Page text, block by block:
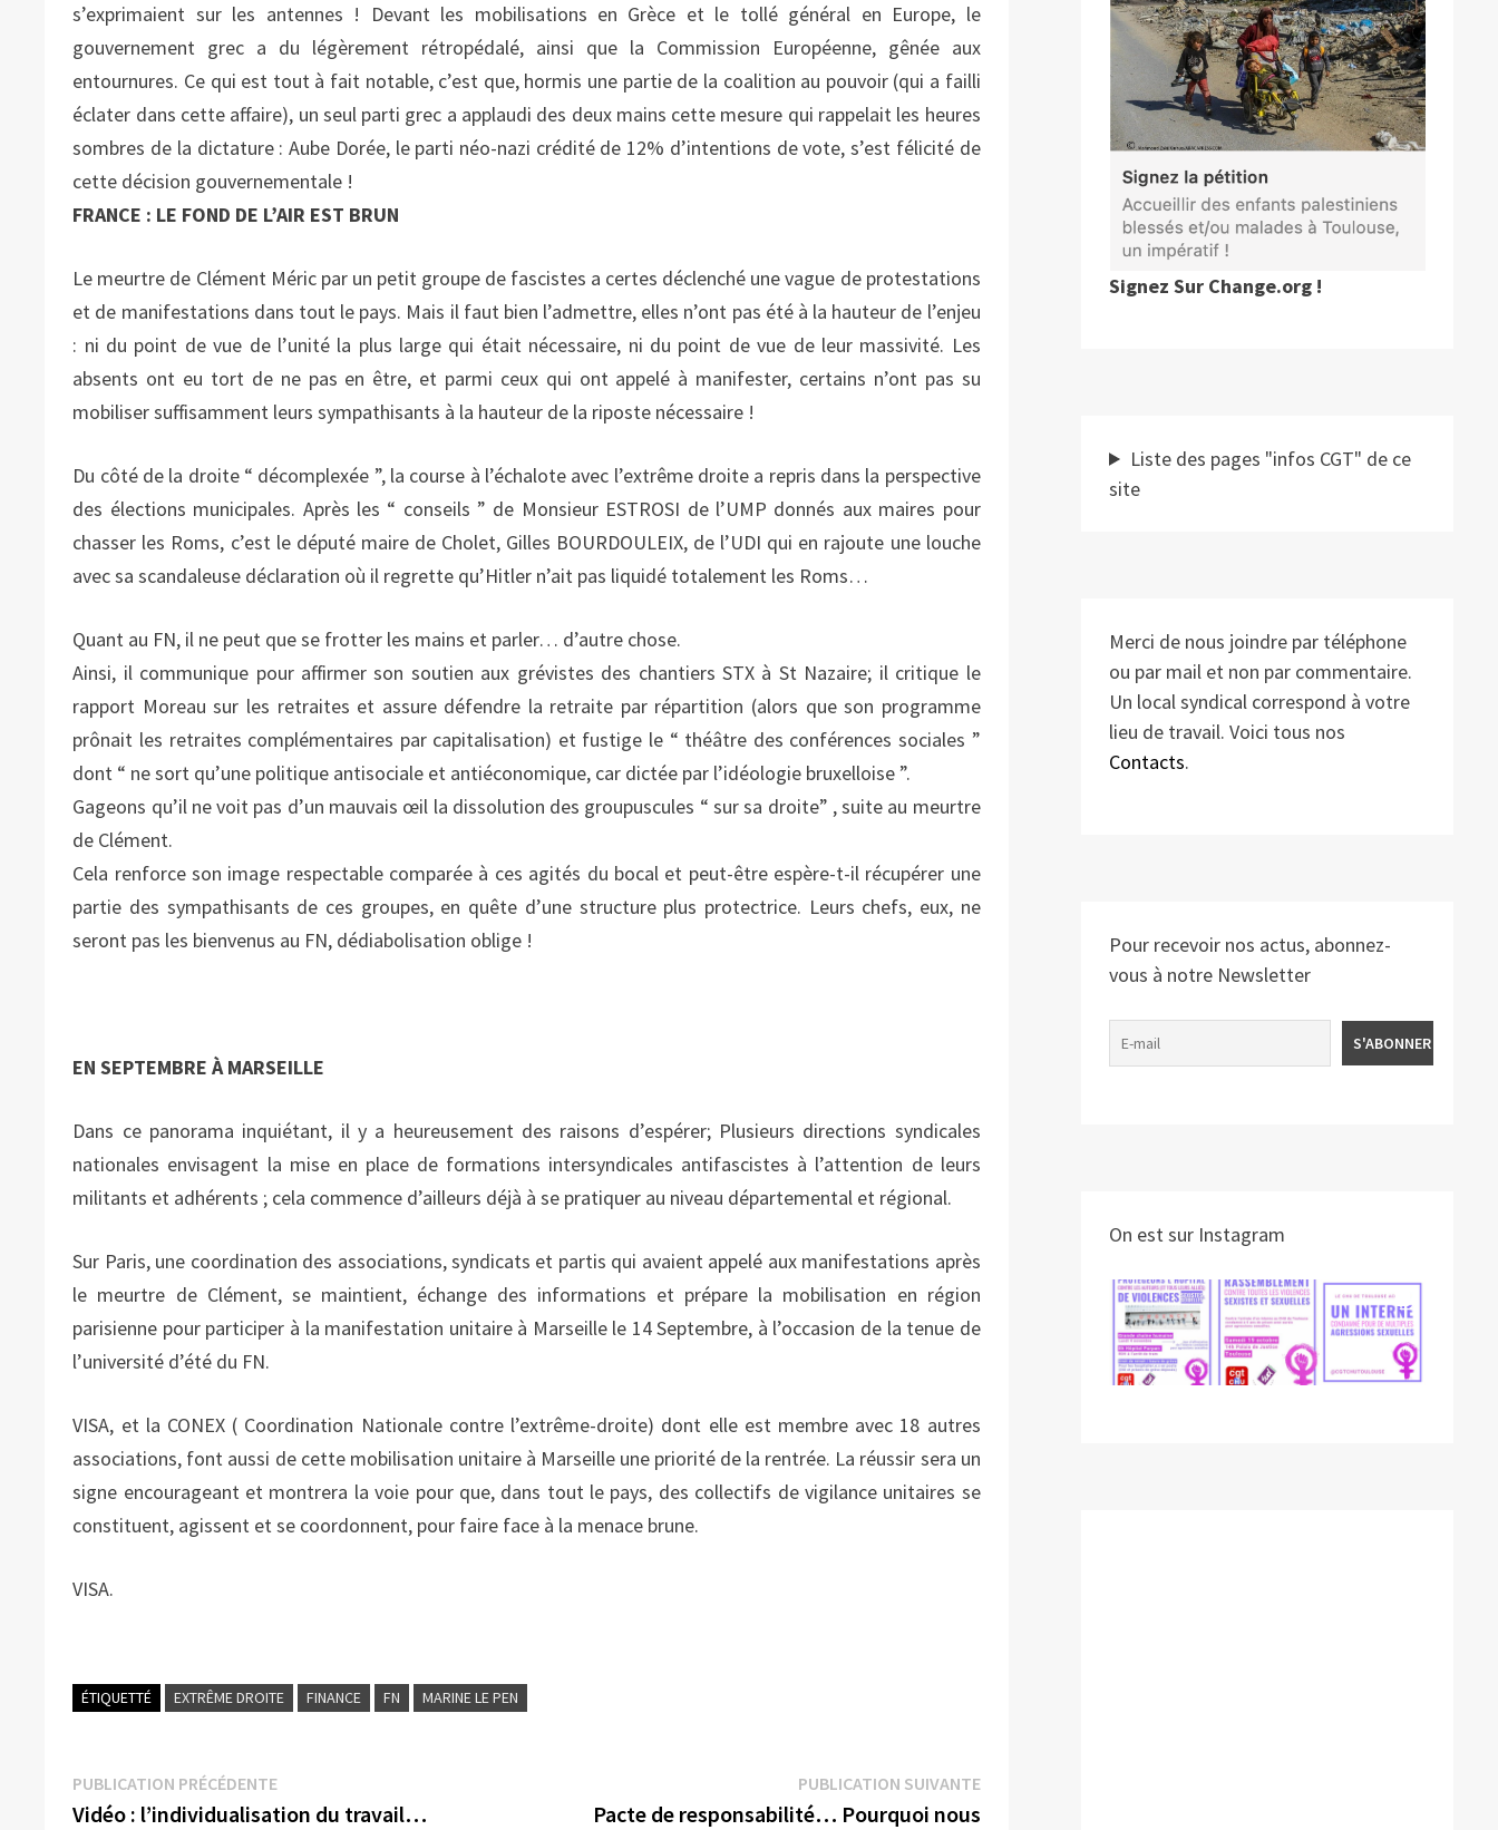
s’exprimaient sur les antennes ! Devant les mobilisations en Grèce et le tollé général en Europe, le
gouvernement grec a du légèrement rétropédalé, ainsi que la Commission Européenne, gênée aux
entournures. Ce qui est tout à fait notable, c’est que, hormis une partie de la coalition au pouvoir (qui a failli
éclater dans cette affaire), un seul parti grec a applaudi des deux mains cette mesure qui rappelait les heures
sombres de la dictature : Aube Dorée, le parti néo-nazi crédité de 12% d’intentions de vote, s’est félicité de
cette décision gouvernementale !
FRANCE : LE FOND DE L’AIR EST BRUN
Le meurtre de Clément Méric par un petit groupe de fascistes a certes déclenché une vague de protestations
et de manifestations dans tout le pays. Mais il faut bien l’admettre, elles n’ont pas été à la hauteur de l’enjeu
: ni du point de vue de l’unité la plus large qui était nécessaire, ni du point de vue de leur massivité. Les
absents ont eu tort de ne pas en être, et parmi ceux qui ont appelé à manifester, certains n’ont pas su
mobiliser suffisamment leurs sympathisants à la hauteur de la riposte nécessaire !
Du côté de la droite “ décomplexée ”, la course à l’échalote avec l’extrême droite a repris dans la perspective
des élections municipales. Après les “ conseils ” de Monsieur ESTROSI de l’UMP donnés aux maires pour
chasser les Roms, c’est le député maire de Cholet, Gilles BOURDOULEIX, de l’UDI qui en rajoute une louche
avec sa scandaleuse déclaration où il regrette qu’Hitler n’ait pas liquidé totalement les Roms…
Quant au FN, il ne peut que se frotter les mains et parler… d’autre chose.
Ainsi, il communique pour affirmer son soutien aux grévistes des chantiers STX à St Nazaire; il critique le
rapport Moreau sur les retraites et assure défendre la retraite par répartition (alors que son programme
prônait les retraites complémentaires par capitalisation) et fustige le “ théâtre des conférences sociales ”
dont “ ne sort qu’une politique antisociale et antiéconomique, car dictée par l’idéologie bruxelloise ”.
Gageons qu’il ne voit pas d’un mauvais œil la dissolution des groupuscules “ sur sa droite” , suite au meurtre
de Clément.
Cela renforce son image respectable comparée à ces agités du bocal et peut-être espère-t-il récupérer une
partie des sympathisants de ces groupes, en quête d’une structure plus protectrice. Leurs chefs, eux, ne
seront pas les bienvenus au FN, dédiabolisation oblige !
EN SEPTEMBRE À MARSEILLE
Dans ce panorama inquiétant, il y a heureusement des raisons d’espérer; Plusieurs directions syndicales
nationales envisagent la mise en place de formations intersyndicales antifascistes à l’attention de leurs
militants et adhérents ; cela commence d’ailleurs déjà à se pratiquer au niveau départemental et régional.
Sur Paris, une coordination des associations, syndicats et partis qui avaient appelé aux manifestations après
le meurtre de Clément, se maintient, échange des informations et prépare la mobilisation en région
parisienne pour participer à la manifestation unitaire à Marseille le 14 Septembre, à l’occasion de la tenue de
l’université d’été du FN.
VISA, et la CONEX ( Coordination Nationale contre l’extrême-droite) dont elle est membre avec 18 autres
associations, font aussi de cette mobilisation unitaire à Marseille une priorité de la rentrée. La réussir sera un
signe encourageant et montrera la voie pour que, dans tout le pays, des collectifs de vigilance unitaires se
constituent, agissent et se coordonnent, pour faire face à la menace brune.
VISA.
ÉTIQUETTÉ EXTRÊME DROITE FINANCE FN MARINE LE PEN
Navigation
PUBLICATION PRÉCÉDENTEPublication
précédente :
Vidéo : l’individualisation du travail…
PUBLICATION SUIVANTEPublication
suivante :
Pacte de responsabilité… Pourquoi nous
Signez Sur Change.org !
Liste des pages "infos CGT" de ce
site
Merci de nous joindre par téléphone
ou par mail et non par commentaire.
Un local syndical correspond à votre
lieu de travail. Voici tous nos
Contacts.
Pour recevoir nos actus, abonnez-
vous à notre Newsletter
On est sur Instagram